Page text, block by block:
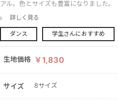
アル。色とサイズも豊富になりました。
詳しく見る
ダンス 学生さんにおすすめ
生地価格 ￥1,830
サイズ 8サイズ